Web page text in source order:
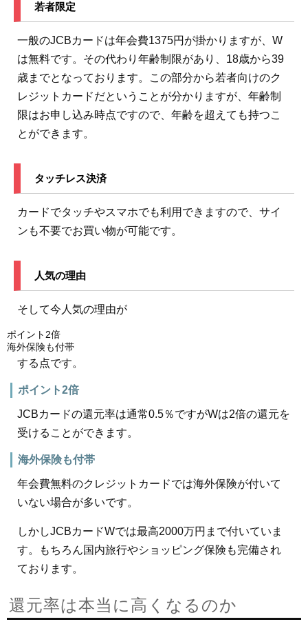
若者限定
一般のJCBカードは年会費1375円が掛かりますが、W
は無料です。その代わり年齢制限があり、18歳から39
歳までとなっております。この部分から若者向けのク
レジットカードだということが分かりますが、年齢制
限はお申し込み時点ですので、年齢を超えても持つこ
とができます。
タッチレス決済
カードでタッチやスマホでも利用できますので、サイ
ンも不要でお買い物が可能です。
人気の理由
そして今人気の理由が
ポイント2倍
海外保険も付帯
する点です。
ポイント2倍
JCBカードの還元率は通常0.5％ですがWは2倍の還元を
受けることができます。
海外保険も付帯
年会費無料のクレジットカードでは海外保険が付いて
いない場合が多いです。
しかしJCBカードWでは最高2000万円まで付いていま
す。もちろん国内旅行やショッピング保険も完備され
ております。
還元率は本当に高くなるのか